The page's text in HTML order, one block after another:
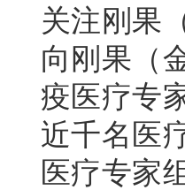
关注刚果
向刚果（
疫医疗专
近千名医
医疗专家